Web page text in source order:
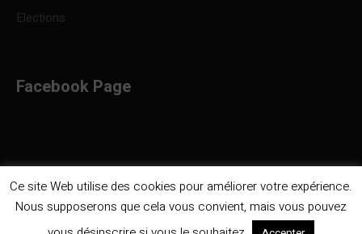
Elections
Facebook Page
Ce site Web utilise des cookies pour améliorer votre expérience.
Nous supposerons que cela vous convient, mais vous pouvez